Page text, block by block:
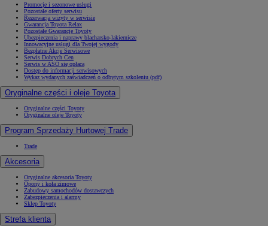
Promocje i sezonowe usługi
Pozostałe oferty serwisu
Rezerwacja wizyty w serwisie
Gwarancja Toyota Relax
Pozostałe Gwarancje Toyoty
Ubezpieczenia i naprawy blacharsko-lakiernicze
Innowacyjne usługi dla Twojej wygody
Bezpłatne Akcje Serwisowe
Serwis Dobrych Cen
Serwis w ASO się opłaca
Dostęp do informacji serwisowych
Wykaz wydanych zaświadczeń o odbytym szkoleniu (pdf)
Oryginalne części i oleje Toyota
Oryginalne części Toyoty
Oryginalne oleje Toyoty
Program Sprzedaży Hurtowej Trade
Trade
Akcesoria
Oryginalne akcesoria Toyoty
Opony i koła zimowe
Zabudowy samochodów dostawczych
Zabezpieczenia i alarmy
Sklep Toyoty
Strefa klienta